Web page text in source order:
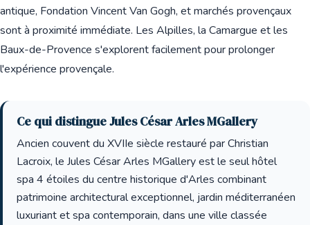
antique, Fondation Vincent Van Gogh, et marchés provençaux
sont à proximité immédiate. Les Alpilles, la Camargue et les
Baux-de-Provence s'explorent facilement pour prolonger
l'expérience provençale.
Ce qui distingue Jules César Arles MGallery
Ancien couvent du XVIIe siècle restauré par Christian
Lacroix, le Jules César Arles MGallery est le seul hôtel
spa 4 étoiles du centre historique d'Arles combinant
patrimoine architectural exceptionnel, jardin méditerranéen
luxuriant et spa contemporain, dans une ville classée